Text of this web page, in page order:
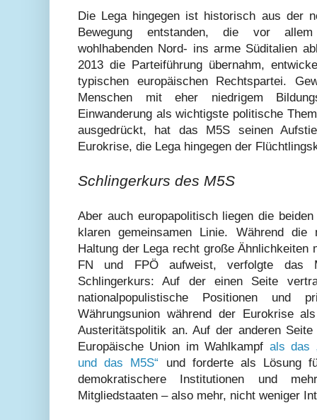
Die Lega hingegen ist historisch aus der
Bewegung entstanden, die vor
wohlhabenden Nord- ins arme Süditalien
2013 die Parteiführung übernahm,
typischen europäischen Rechtspartei.
Menschen mit eher niedrigem
Einwanderung als wichtigste politische
ausgedrückt, hat das M5S seinen
Eurokrise, die Lega hingegen der
Schlingerkurs des M5S
Aber auch europapolitisch liegen die
klaren gemeinsamen Linie. Während die
Haltung der Lega recht große Ähnlichkeiten
FN und FPÖ aufweist, verfolgte das
Schlingerkurs: Auf der einen Seite
nationalpopulistische Positionen
Währungsunion während der Eurokrise
Austeritätspolitik an. Auf der anderen
Europäische Union im Wahlkampf als das
und das M5S“ und forderte als Lösung
demokratischere Institutionen und
Mitgliedstaaten – also mehr, nicht weniger